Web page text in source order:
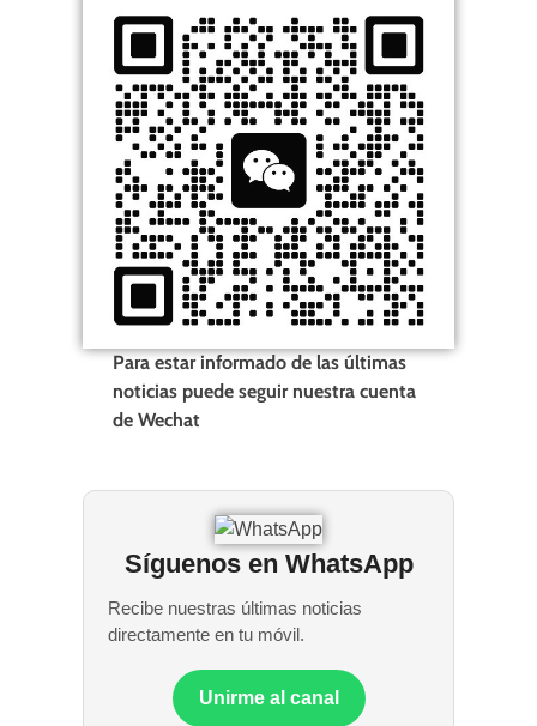
Para estar informado de las últimas
noticias puede seguir nuestra cuenta
de Wechat
Síguenos en WhatsApp
Recibe nuestras últimas noticias
directamente en tu móvil.
Unirme al canal